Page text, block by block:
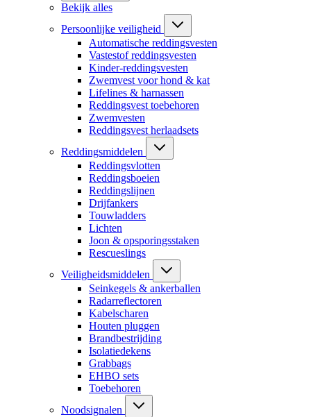
Bekijk alles
Persoonlijke veiligheid
Automatische reddingsvesten
Vastestof reddingsvesten
Kinder-reddingsvesten
Zwemvest voor hond & kat
Lifelines & harnassen
Reddingsvest toebehoren
Zwemvesten
Reddingsvest herlaadsets
Reddingsmiddelen
Reddingsvlotten
Reddingsboeien
Reddingslijnen
Drijfankers
Touwladders
Lichten
Joon & opsporingsstaken
Rescueslings
Veiligheidsmiddelen
Seinkegels & ankerballen
Radarreflectoren
Kabelscharen
Houten pluggen
Brandbestrijding
Isolatiedekens
Grabbags
EHBO sets
Toebehoren
Noodsignalen